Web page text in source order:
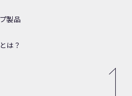
製品
は？